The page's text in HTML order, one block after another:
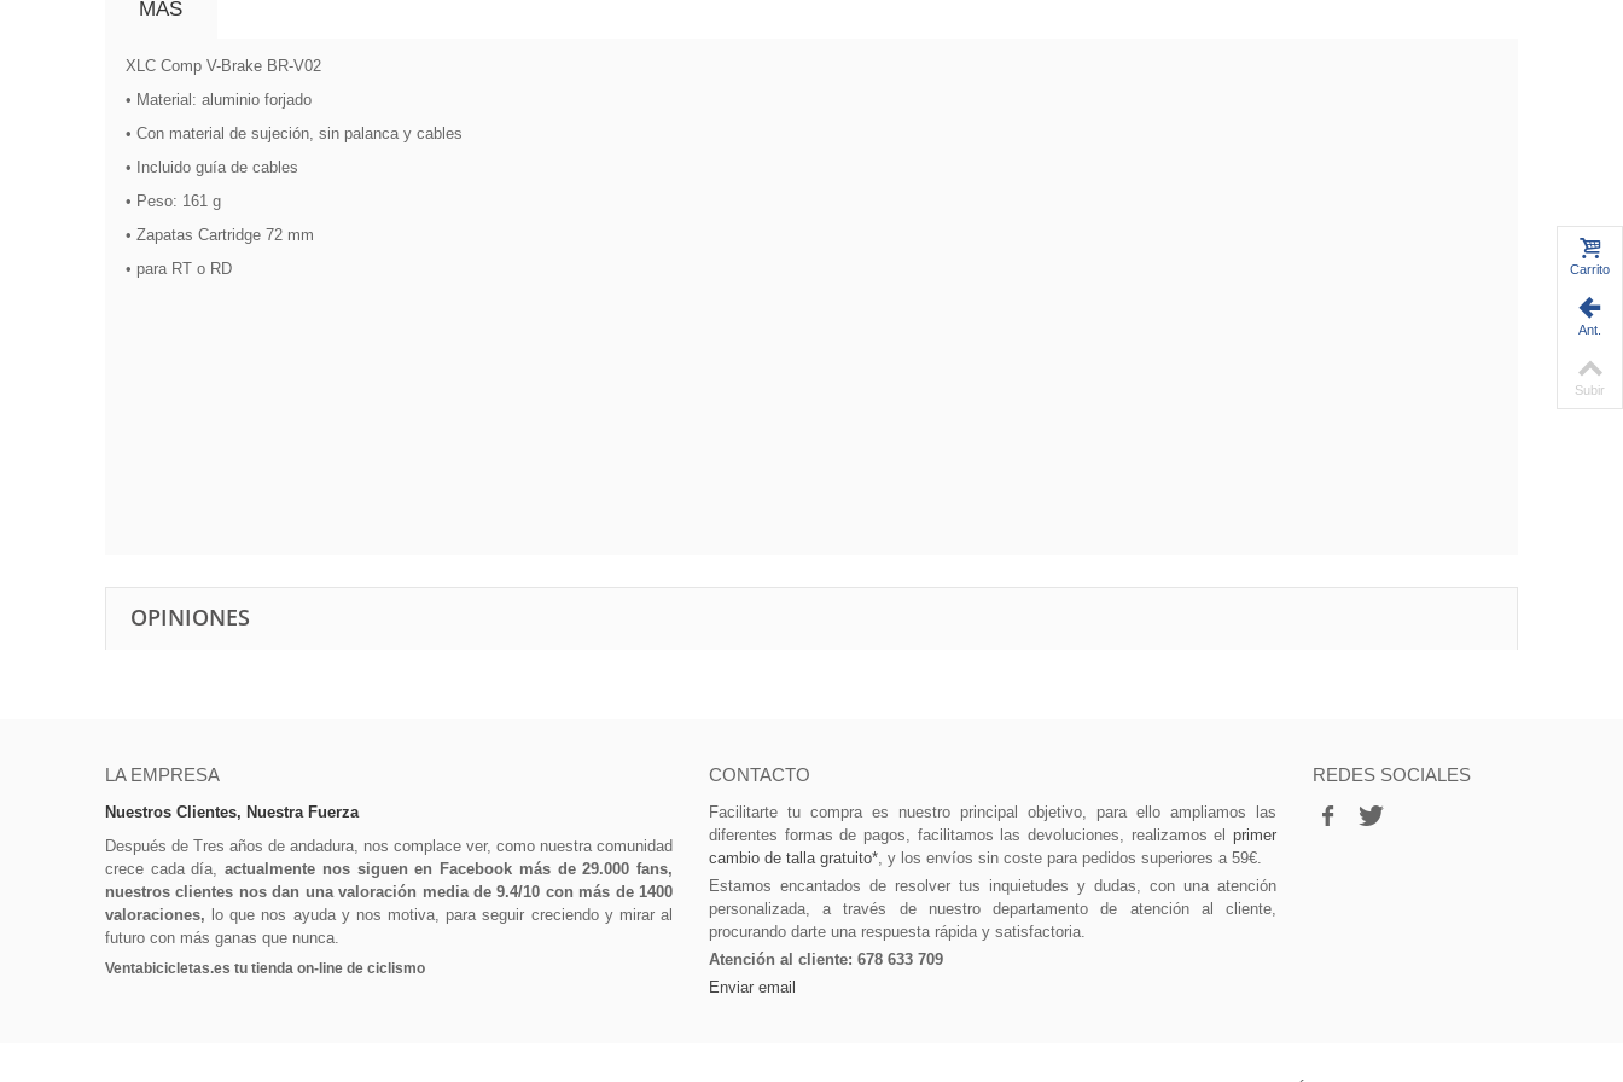
MÁS
XLC Comp V-Brake BR-V02
• Material: aluminio forjado
• Con material de sujeción, sin palanca y cables
• Incluido guía de cables
• Peso: 161 g
• Zapatas Cartridge 72 mm
• para RT o RD
OPINIONES
LA EMPRESA
Nuestros Clientes, Nuestra Fuerza
Después de Tres años de andadura, nos complace ver, como nuestra comunidad
crece cada día,actualmente nos siguen en Facebook más de 29.000 fans,
nuestros clientes nos dan una valoración media de 9.4/10 con más de 1400
valoraciones, lo que nos ayuda y nos motiva, para seguir creciendo y mirar al
futuro con más ganas que nunca.
Ventabicicletas.es tu tienda on-line de ciclismo
CONTACTO
Facilitarte tu compra es nuestro principal objetivo, para ello ampliamos las
diferentes formas de pagos, facilitamos las devoluciones, realizamos el primer
cambio de talla gratuito*, y los envíos sin coste para pedidos superiores a 59€.
Estamos encantados de resolver tus inquietudes y dudas, con una atención
personalizada, a través de nuestro departamento de atención al cliente,
procurando darte una respuesta rápida y satisfactoria.
Atención al cliente: 678 633 709
Enviar email
REDES SOCIALES
Carrito
Ant.
Subir